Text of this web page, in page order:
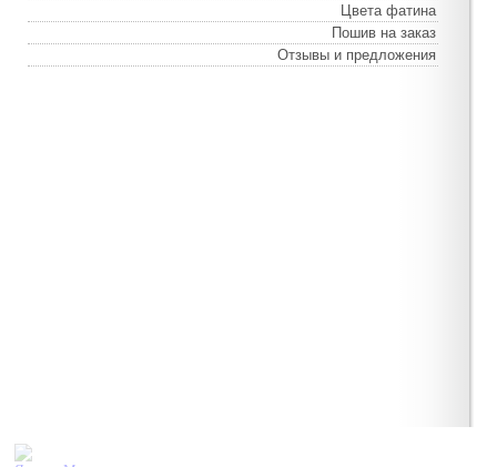
Цвета фатина
Пошив на заказ
Отзывы и предложения